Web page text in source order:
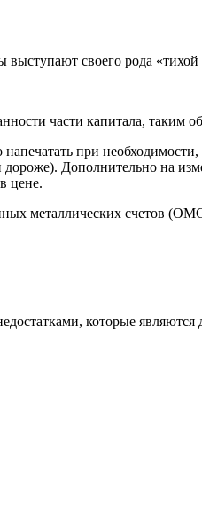
своего рода «тихой
части капитала, таким
при
Дополнительно на
цене.
металлических счетов
которые